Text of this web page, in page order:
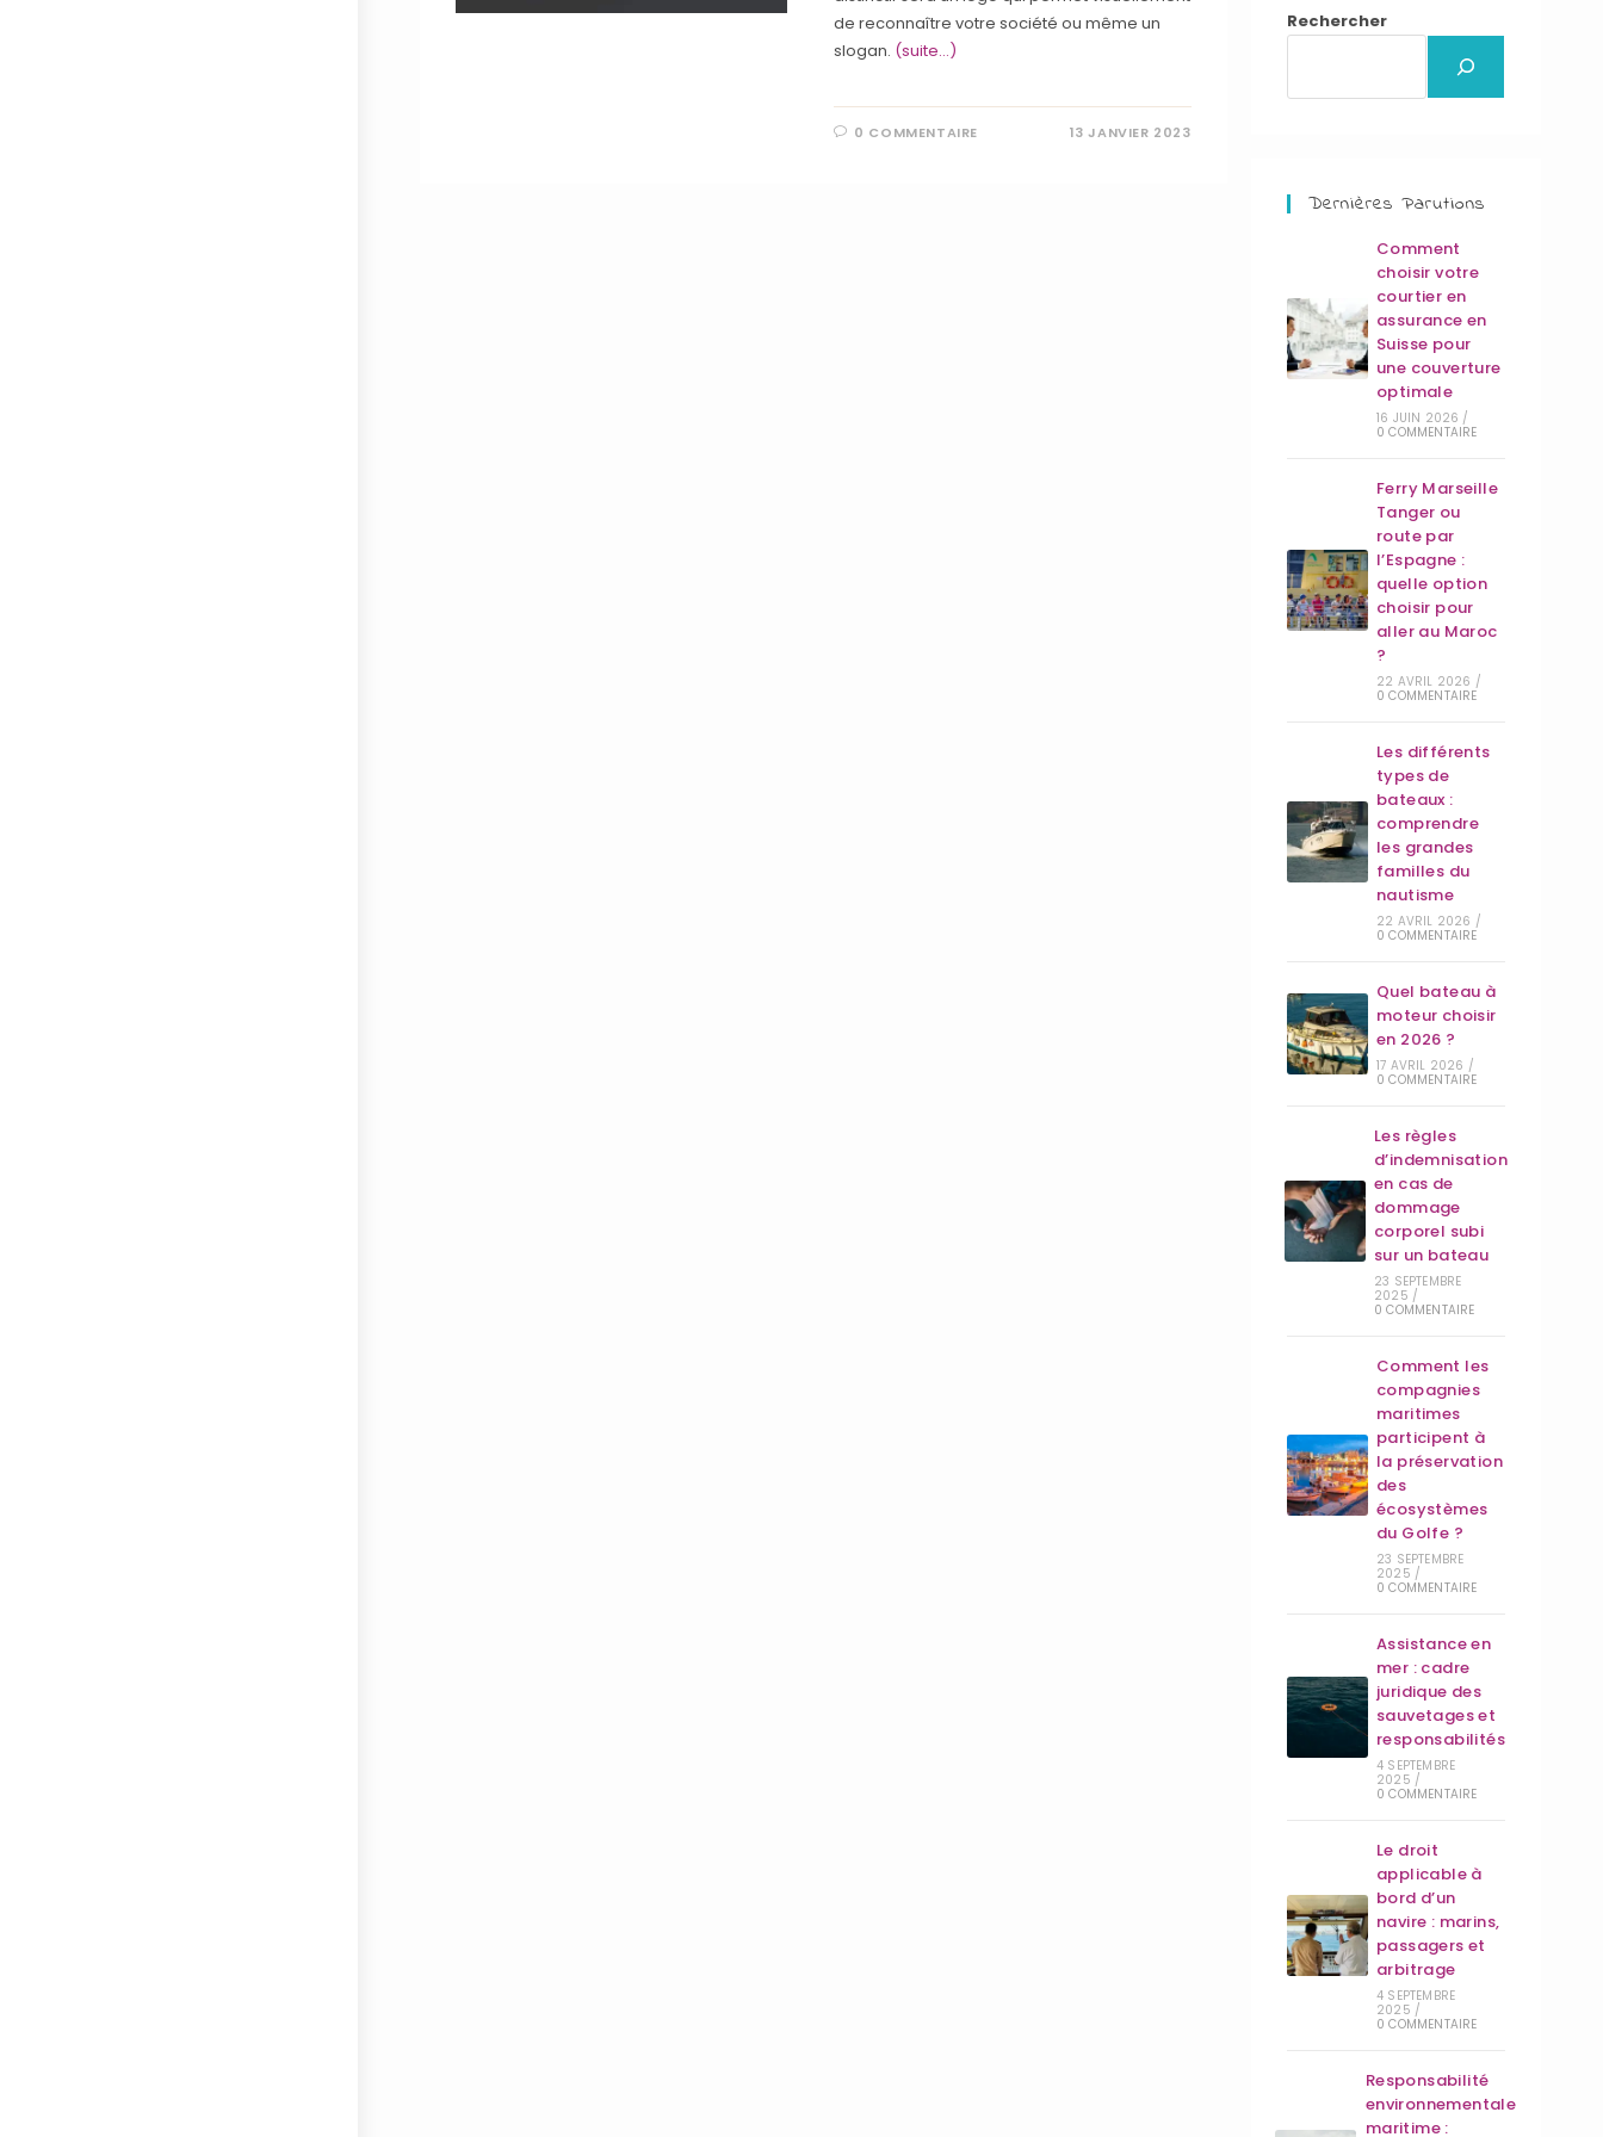
de reconnaître votre société ou même un
slogan. (suite…)
0 COMMENTAIRE 13 JANVIER 2023
Rechercher
Dernières Parutions
Comment
choisir votre
courtier en
assurance en
Suisse pour
une couverture
optimale
16 JUIN 2026 /
0 COMMENTAIRE
Ferry Marseille
Tanger ou
route par
l’Espagne :
quelle option
choisir pour
aller au Maroc
?
22 AVRIL 2026 /
0 COMMENTAIRE
Les différents
types de
bateaux :
comprendre
les grandes
familles du
nautisme
22 AVRIL 2026 /
0 COMMENTAIRE
Quel bateau à
moteur choisir
en 2026 ?
17 AVRIL 2026 /
0 COMMENTAIRE
Les règles
d’indemnisation
en cas de
dommage
corporel subi
sur un bateau
23 SEPTEMBRE
2025 /
0 COMMENTAIRE
Comment les
compagnies
maritimes
participent à
la préservation
des
écosystèmes
du Golfe ?
23 SEPTEMBRE
2025 /
0 COMMENTAIRE
Assistance en
mer : cadre
juridique des
sauvetages et
responsabilités
4 SEPTEMBRE
2025 /
0 COMMENTAIRE
Le droit
applicable à
bord d’un
navire : marins,
passagers et
arbitrage
4 SEPTEMBRE
2025 /
0 COMMENTAIRE
Responsabilité
environnementale
maritime :